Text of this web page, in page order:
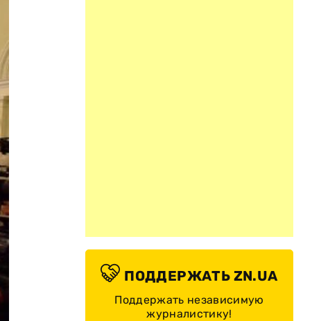
ПОДДЕРЖАТЬ ZN.UA
Поддержать независимую
журналистику!